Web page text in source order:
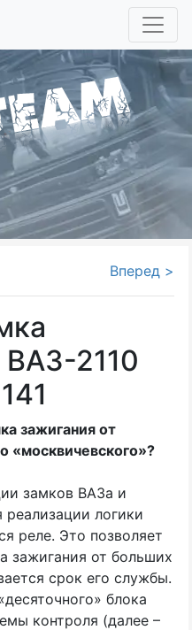
Вперед >
ВАЗ-2110
зажигания от
«москвичевского»?
замков ВАЗа и
логики
реле. Это позволяет
зажигания от больших
срок его службы.
десяточного» блока
контроля (далее –